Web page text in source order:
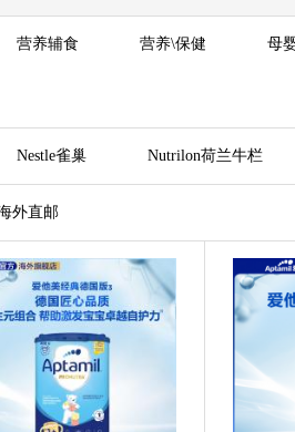
营养辅食 营养\保健 母
Nestle雀巢 Nutrilon荷兰牛栏
Floradix Iron铁元
澳洲美可卓 Healthy Care
BURT'S BEES Schiff MoveFree
外直邮